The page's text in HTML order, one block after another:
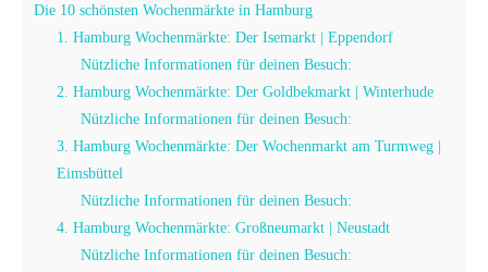
Die 10 schönsten Wochenmärkte in Hamburg
1. Hamburg Wochenmärkte: Der Isemarkt | Eppendorf
Nützliche Informationen für deinen Besuch:
2. Hamburg Wochenmärkte: Der Goldbekmarkt | Winterhude
Nützliche Informationen für deinen Besuch:
3. Hamburg Wochenmärkte: Der Wochenmarkt am Turmweg |
Eimsbüttel
Nützliche Informationen für deinen Besuch:
4. Hamburg Wochenmärkte: Großneumarkt | Neustadt
Nützliche Informationen für deinen Besuch: